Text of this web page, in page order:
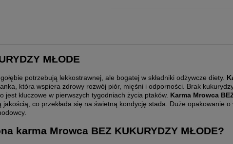
MŁODE
potrzebują lekkostrawnej, ale bogatej w składniki odżywcze diety.
która wspiera zdrowy rozwój piór, mięśni i odporności. Brak
jest kluczowe w pierwszych tygodniach życia ptaków. Karma Mrowca
co przekłada się na świetną kondycję stada. Duże opakowanie
karma Mrowca BEZ KUKURYDZY MŁODE?